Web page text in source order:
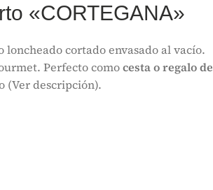
«CORTEGANA»
cortado envasado al vacío.
Perfecto comocesta o regalo de
(Ver descripción).